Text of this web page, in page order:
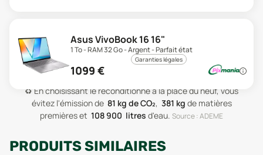
Asus VivoBook 16 16"
1 To - RAM 32 Go - Argent - Parfait état
Garanties légales
1099 €
♻️ En choisissant le reconditionné à la place du neuf, vous
évitez l'émission de 81 kg de CO₂, 381 kg de matières
premièreset 108 900 litres d'eau. Source : ADEME
PRODUITS SIMILAIRES